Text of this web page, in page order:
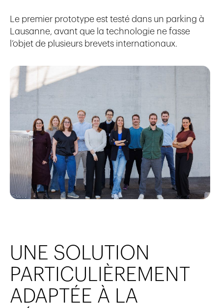
Le premier prototype est testé dans un parking à
Lausanne, avant que la technologie ne fasse
l’objet de plusieurs brevets internationaux.
UNE SOLUTION
PARTICULIÈREMENT
ADAPTÉE À LA